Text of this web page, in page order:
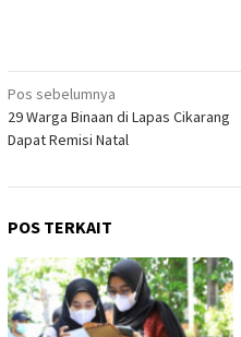
Navigasi
pos
Pos sebelumnya
29 Warga Binaan di Lapas Cikarang
Dapat Remisi Natal
POS TERKAIT